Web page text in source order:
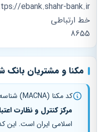
https://ebank.shahr-bank.ir
خط ارتباطی
8655
مکنا و مشتریان بانک شهر
کد مکنا (MACNA) شناسه معاملاتی هر مشتری در سامانه
مرکز کنترل و نظارت اعتبارات
اسلامی ایران است. این کد